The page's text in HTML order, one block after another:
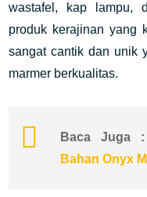
wastafel, kap lampu,
produk kerajinan yang
sangat cantik dan unik
marmer berkualitas.
Baca Juga
Bahan Onyx